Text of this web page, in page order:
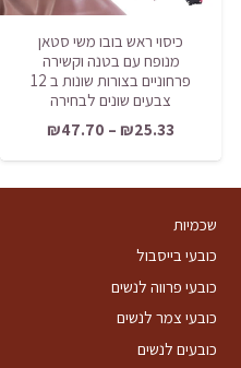
כיסוי ראש בובו משי סטאן
מנופח עם בטנה וקשירה
פרחוניים בצורות שונות ב 12
צבעים שונים לבחירה
₪25.33
–
₪47.70
מחירים:
שכמיות
כובעי בייסבול
כובעי פרווה לנשים
כובעי צמר לנשים
כובעים לנשים